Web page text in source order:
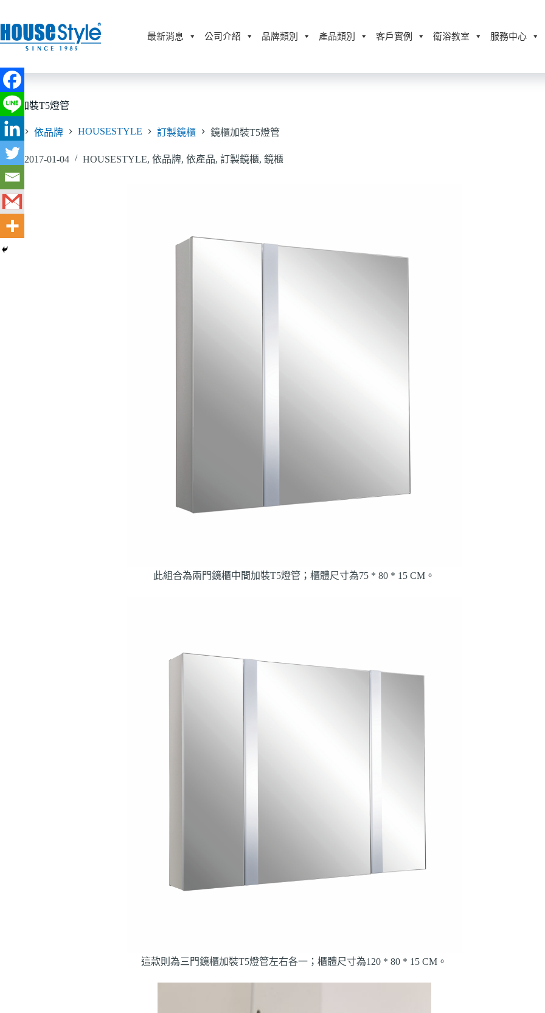
至
主
內
容
最新消息 公司介紹 品牌類別 產品類別 客戶實例 衛浴教室 服務中心
鏡櫃加裝T5燈管
首頁 依品牌 HOUSESTYLE 訂製鏡櫃 鏡櫃加裝T5燈管
2017-01-04 HOUSESTYLE, 依品牌, 依產品, 訂製鏡櫃, 鏡櫃
此組合為兩門鏡櫃中間加裝T5燈管；櫃體尺寸為75 * 80 * 15 CM。
這款則為三門鏡櫃加裝T5燈管左右各一；櫃體尺寸為120 * 80 * 15 CM。